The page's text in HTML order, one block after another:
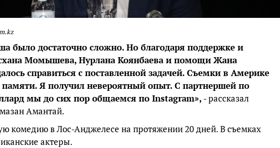
было достаточно сложно. Но благодаря поддержке и
Момышева, Нурлана Коянбаева и помощи Жана
справиться с поставленной задачей. Съемки в Америке
памяти. Я получил невероятный опыт. С партнершей по
мы до сих пор общаемся по Instagram», - рассказал
Амантай.
комедию в Лос-Анджелесе на протяжении 20 дней. В съемках
актеры.